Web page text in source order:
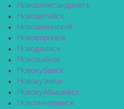
Новоалександровск
Новоалтайск
Новоаннинский
Нововоронеж
Новодвинск
Новозыбков
Новокубанск
Новокузнецк
Новокуйбышевск
Новомичуринск